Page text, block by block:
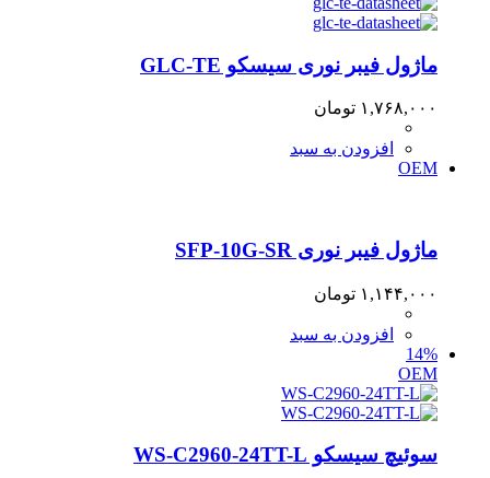
ماژول فیبر نوری سیسکو GLC-TE
۱,۷۶۸,۰۰۰ تومان
افزودن به سبد
OEM
ماژول فیبر نوری SFP-10G-SR
۱,۱۴۴,۰۰۰ تومان
افزودن به سبد
14%
OEM
سوئیچ سیسکو WS-C2960-24TT-L